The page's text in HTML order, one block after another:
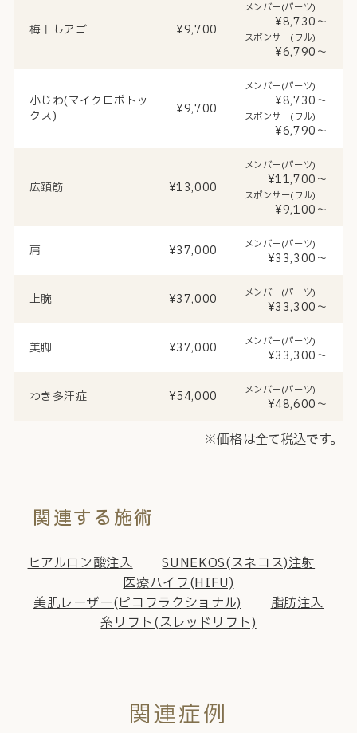
梅干しアゴ ¥9,700
メンバー(パーツ)
¥8,730～
スポンサー(フル)
¥6,790～
小じわ(マイクロボトッ
クス)
¥9,700
メンバー(パーツ)
¥8,730～
スポンサー(フル)
¥6,790～
広頚筋 ¥13,000
メンバー(パーツ)
¥11,700～
スポンサー(フル)
¥9,100～
肩 ¥37,000 メンバー(パーツ)
¥33,300～
上腕 ¥37,000 メンバー(パーツ)
¥33,300～
美脚 ¥37,000 メンバー(パーツ)
¥33,300～
わき多汗症 ¥54,000 メンバー(パーツ)
¥48,600～
※価格は全て税込です。
関連する施術
ヒアルロン酸注入
SUNEKOS(スネコス)注射
医療ハイフ(HIFU)
美肌レーザー(ピコフラクショナル)
脂肪注入
糸リフト(スレッドリフト)
関連症例